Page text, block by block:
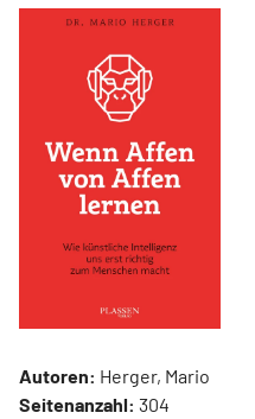
Autoren: Herger, Mario
Seitenanzahl: 304